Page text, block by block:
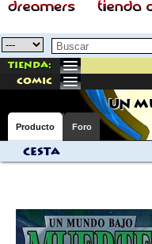
Tienda:
comic
UN
Producto Foro
Cesta